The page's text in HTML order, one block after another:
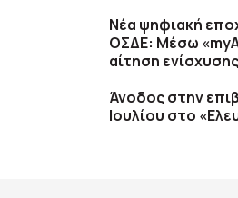
Νέα ψηφιακή
ΟΣΔΕ: Μέσω
αίτηση ενίσχυσης
Άνοδος στην
Ιουλίου στο